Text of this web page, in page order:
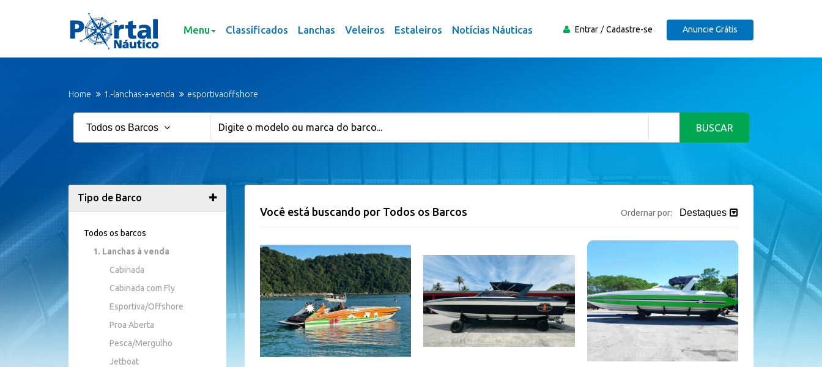
Menu Classificados Lanchas Veleiros Estaleiros Notícias Náuticas Entrar Cadastre-se Anuncie Grátis
Home 1.-lanchas-a-venda esportivaoffshore
Todos os Barcos BUSCAR
Tipo de Barco
Todos os barcos
1. Lanchas à venda
Cabinada
Cabinada com Fly
Esportiva/Offshore
Proa Aberta
Pesca/Mergulho
Jetboat
Você está buscando por Todos os Barcos Ordernar por: Destaques